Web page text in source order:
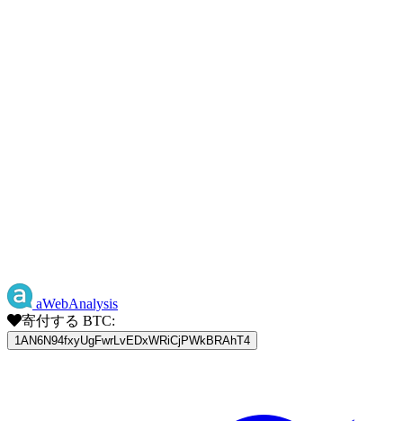
aWebAnalysis
寄付する BTC:
1AN6N94fxyUgFwrLvEDxWRiCjPWkBRAhT4